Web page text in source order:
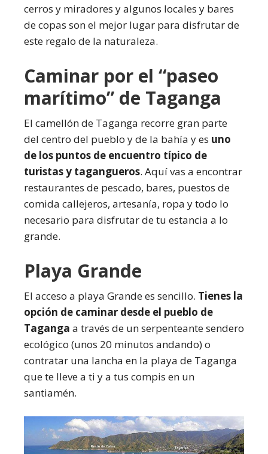
cerros y miradores y algunos locales y bares
de copas son el mejor lugar para disfrutar de
este regalo de la naturaleza.
Caminar por el “paseo
marítimo” de Taganga
El camellón de Taganga recorre gran parte
del centro del pueblo y de la bahía y es uno
de los puntos de encuentro típico de
turistas y tagangueros. Aquí vas a encontrar
restaurantes de pescado, bares, puestos de
comida callejeros, artesanía, ropa y todo lo
necesario para disfrutar de tu estancia a lo
grande.
Playa Grande
El acceso a playa Grande es sencillo. Tienes la
opción de caminar desde el pueblo de
Taganga a través de un serpenteante sendero
ecológico (unos 20 minutos andando) o
contratar una lancha en la playa de Taganga
que te lleve a ti y a tus compis en un
santiamén.